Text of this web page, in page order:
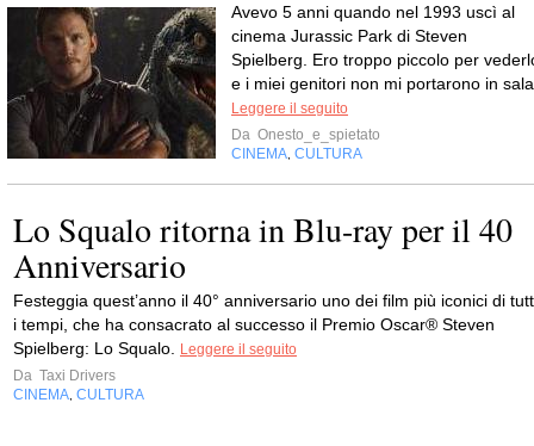
Avevo 5 anni quando nel 1993 uscì al
cinema Jurassic Park di Steven
Spielberg. Ero troppo piccolo per
e i miei genitori non mi portarono in
Leggere il seguito
Da Onesto_e_spietato
CINEMA CULTURA
Lo Squalo ritorna in Blu-ray per il 40
Anniversario
Festeggia quest’anno il 40° anniversario uno dei film più iconici di
i tempi, che ha consacrato al successo il Premio Oscar® Steven
Spielberg: Lo Squalo.
Leggere il seguito
Da Taxi Drivers
CINEMA CULTURA